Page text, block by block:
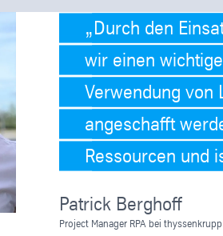
Durch den
wir einen
Verwendung von
angeschafft
Ressourcen und
Patrick Berghoff
Project Manager RPA bei